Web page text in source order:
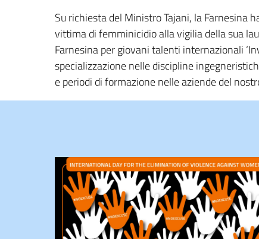
Su richiesta del Ministro Tajani, la Farnesina
vittima di femminicidio alla vigilia della sua
Farnesina per giovani talenti internazionali
specializzazione nelle discipline
e periodi di formazione nelle aziende del